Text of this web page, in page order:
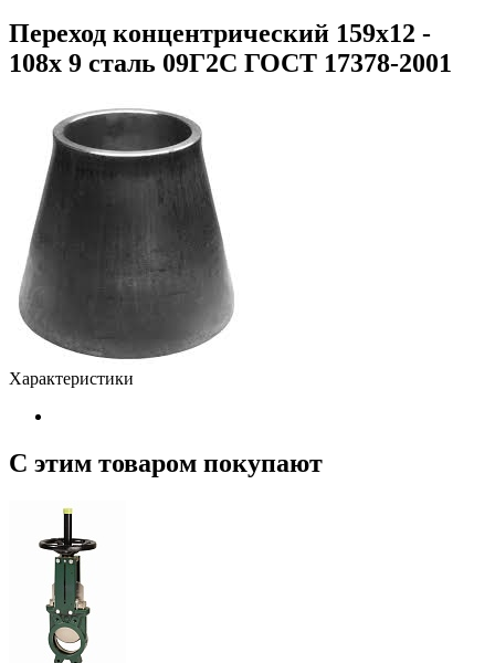
Переход концентрический 159х12 -
108х 9 сталь 09Г2С ГОСТ 17378-2001
Характеристики
С этим товаром покупают